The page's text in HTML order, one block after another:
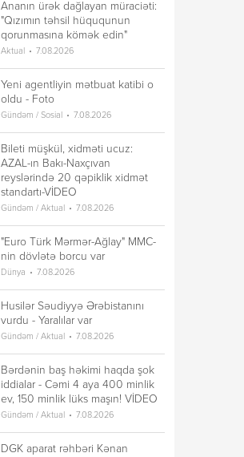
Ananın ürək dağlayan müraciəti:
"Qızımın təhsil hüququnun
qorunmasına kömək edin"
Aktual 7.08.2026
Yeni agentliyin mətbuat katibi o
oldu - Foto
Gündəm / Sosial 7.08.2026
Bileti müşkül, xidməti ucuz:
AZAL-ın Bakı-Naxçıvan
reyslərində 20 qəpiklik xidmət
standartı-VİDEO
Gündəm / Aktual 7.08.2026
"Euro Türk Mərmər-Ağlay" MMC-
nin dövlətə borcu var
Dünya 7.08.2026
Husilər Səudiyyə Ərəbistanını
vurdu - Yaralılar var
Gündəm / Aktual 7.08.2026
Bərdənin baş həkimi haqda şok
iddialar - Cəmi 4 aya 400 minlik
ev, 150 minlik lüks maşın! VİDEO
Gündəm / Aktual 7.08.2026
DGK aparat rəhbəri Kənan